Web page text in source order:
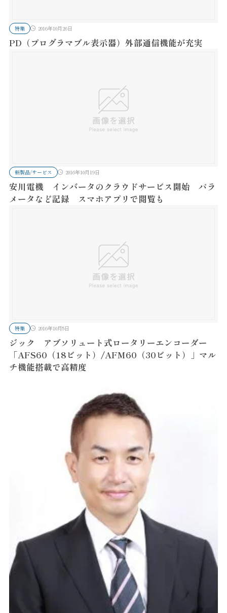
特集 2016年10月26日
PD（プログラマブル表示器）外部通信機能が充実
新製品/サービス 2016年10月19日
安川電機 インバータのクラウドサービス開始 パラ
メータなど記録 スマホアプリで閲覧も
特集 2016年10月5日
ジック アブソリュート式ロータリーエンコーダー
「AFS60（18ビット）/AFM60（30ビット）」マル
チ機能搭載で高精度